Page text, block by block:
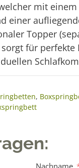
mit
einer
Topper
für
,
Nachname